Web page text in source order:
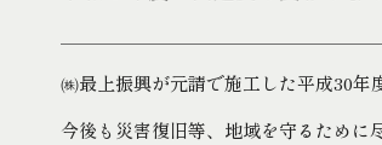
㈱最上振興が元請で施工した平成30年
今後も災害復旧等、地域を守るために